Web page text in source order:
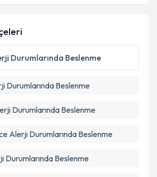
Durumlarında Beslenme
Durumlarında Beslenme
Durumlarında Beslenme
Alerji Durumlarında Beslenme
Durumlarında Beslenme